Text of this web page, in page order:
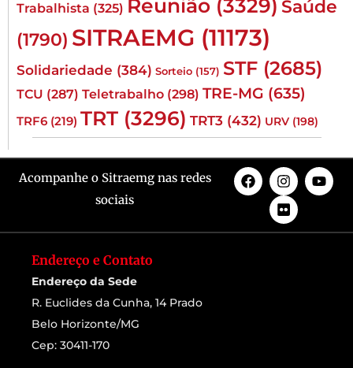
Trabalhista (325) Reunião (3329) Saúde
(1790) SITRAEMG (11173)
Solidariedade (384) Sorteio (157) STF (2685)
TCU (287) Teletrabalho (298) TRE-MG (635)
TRF6 (219) TRT (3296) TRT3 (432) URV (198)
Acompanhe o Sitraemg nas redes
sociais
Endereço e Contato
Endereço da Sede
R. Euclides da Cunha, 14 Prado
Belo Horizonte/MG
Cep: 30411-170